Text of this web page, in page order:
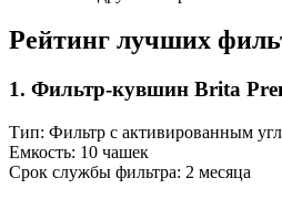
Рейтинг лучших
1. Фильтр-кувшин Brita
Тип: Фильтр с активированным
Емкость: 10 чашек
Срок службы фильтра: 2 месяца